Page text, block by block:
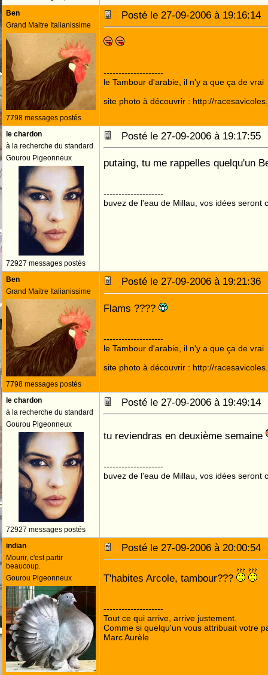
Ben
Grand Maitre Italianissime
7798 messages postés
Posté le 27-09-2006 à
--------------------
le Tambour d'arabie, il n'y a que ça de vrai
site photo à découvrir : http://
le chardon
à la recherche du standard
Gourou Pigeonneux
72927 messages postés
Posté le 27-09-2006 à
putaing, tu me rappelles quelqu'un
--------------------
buvez de l'eau de Millau, vos idées seront
Ben
Grand Maitre Italianissime
7798 messages postés
Posté le 27-09-2006 à
Flams ????
--------------------
le Tambour d'arabie, il n'y a que ça de vrai
site photo à découvrir : http://
le chardon
à la recherche du standard
Gourou Pigeonneux
72927 messages postés
Posté le 27-09-2006 à
tu reviendras en deuxième semaine
--------------------
buvez de l'eau de Millau, vos idées seront
indian
Mourir, c'est partir
beaucoup.
Gourou Pigeonneux
Posté le 27-09-2006 à
T'habites Arcole, tambour???
--------------------
Tout ce qui arrive, arrive justement.
Comme si quelqu'un vous attribuait votre
Marc Aurèle